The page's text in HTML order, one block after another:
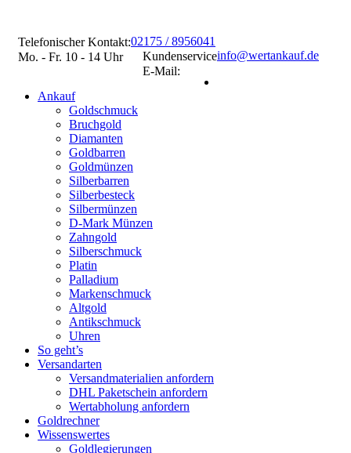
Telefonischer Kontakt:
Mo. - Fr. 10 - 14 Uhr
02175 / 8956041
Kundenservice
E-Mail:
info@wertankauf.de
Ankauf
Goldschmuck
Bruchgold
Diamanten
Goldbarren
Goldmünzen
Silberbarren
Silberbesteck
Silbermünzen
D-Mark Münzen
Zahngold
Silberschmuck
Platin
Palladium
Markenschmuck
Altgold
Antikschmuck
Uhren
So geht’s
Versandarten
Versandmaterialien anfordern
DHL Paketschein anfordern
Wertabholung anfordern
Goldrechner
Wissenswertes
Goldlegierungen